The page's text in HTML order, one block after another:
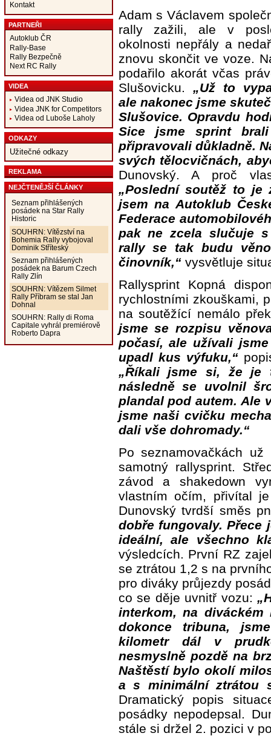
Kontakt
PARTNEŘI
Autoklub ČR
Rally-Base
Rally Bezpečně
Next RC Rally
VIDEA
Videa od JNK Studio
Videa JNK for Competitors
Videa od Luboše Laholy
ODKAZY
Užitečné odkazy
REKLAMA
NEJČTENĚJŠÍ ČLÁNKY
Seznam přihlášených
posádek na Star Rally
Historic
SOUHRN: Vítězství na
Bohemia Rally vybojoval
Dominik Stříteský
Seznam přihlášených
posádek na Barum Czech
Rally Zlín
SOUHRN: Vítězem Silmet
Rally Příbram se stal Jan
Dohnal
SOUHRN: Rally di Roma
Capitale vyhrál premiérově
Roberto Dapra
Adam s Václavem
rally zažili, ale v
okolnosti nepřály a
znovu skončit ve voze.
podařilo akorát včas
Slušovicku. „Už to
ale nakonec jsme
Slušovice. Opravdu
Sice jsme sprint
připravovali důkladně.
svých tělocvičnách,
Dunovský. A proč
„Poslední soutěž to je
jsem na Autoklub
Federace
pak ne zcela slučuje
rally se tak budu
činovník,“vysvětluje
Rallysprint Kopná
rychlostními zkouškami,
na soutěžící nemálo
jsme se rozpisu
počasí, ale užívali
upadl kus výfuku,“
„Říkali jsme si, že je
následně se uvolnil
plandal pod autem. Ale
jsme naši cvičku
dali vše dohromady.“
Po seznamovačkách
samotný rallysprint.
závod a shakedown
vlastním očím, přivítal
Dunovský tvrdší směs
dobře fungovaly. Přece
ideální, ale všechno
výsledcích. První RZ
se ztrátou 1,2 s na
pro diváky průjezdy
co se děje uvnitř vozu:
interkom, na
dokonce tribuna,
kilometr dál v
nesmyslně pozdě na
Naštěstí bylo okolí
a s minimální ztrátou
Dramatický popis
posádky nepodepsal.
stále si držel 2. pozici v